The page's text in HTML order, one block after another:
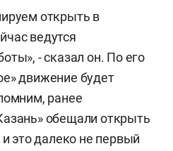
открыть в
ведутся
- сказал он. По его
движение будет
ранее
обещали открыть
это далеко не первый